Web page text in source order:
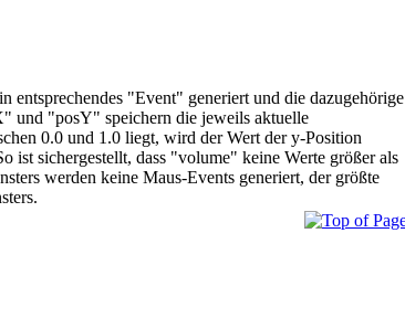
"Event" generiert und die dazugehörige
und "posY" speichern die jeweils aktuelle
0.0 und 1.0 liegt, wird der Wert der y-Position
ist sichergestellt, dass "volume" keine Werte größer als
werden keine Maus-Events generiert, der größte